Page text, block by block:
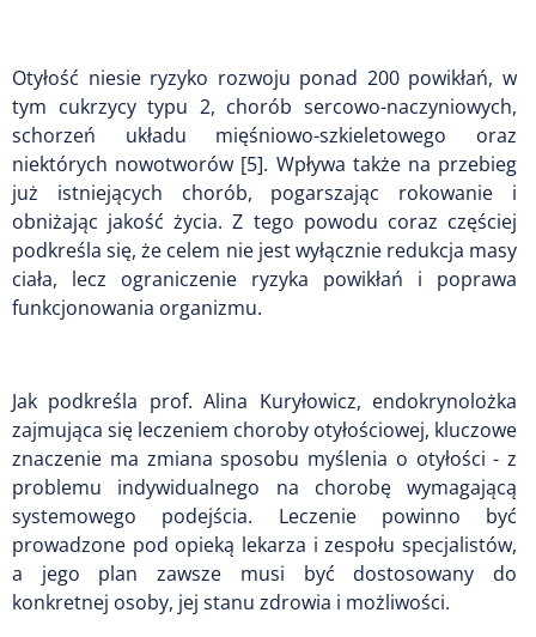
Otyłość niesie ryzyko rozwoju ponad 200 powikłań, w
tym cukrzycy typu 2, chorób sercowo-naczyniowych,
schorzeń układu mięśniowo-szkieletowego oraz
niektórych nowotworów [5]. Wpływa także na przebieg
już istniejących chorób, pogarszając rokowanie i
obniżając jakość życia. Z tego powodu coraz częściej
podkreśla się, że celem nie jest wyłącznie redukcja masy
ciała, lecz ograniczenie ryzyka powikłań i poprawa
funkcjonowania organizmu.
Jak podkreśla prof. Alina Kuryłowicz, endokrynolożka
zajmująca się leczeniem choroby otyłościowej, kluczowe
znaczenie ma zmiana sposobu myślenia o otyłości - z
problemu indywidualnego na chorobę wymagającą
systemowego podejścia. Leczenie powinno być
prowadzone pod opieką lekarza i zespołu specjalistów,
a jego plan zawsze musi być dostosowany do
konkretnej osoby, jej stanu zdrowia i możliwości.